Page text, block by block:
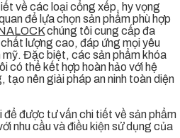
về các loại cổng xếp, hy vọng
để lựa chọn sản phẩm phù hợp
chúng tôi cung cấp đa
lượng cao, đáp ứng mọi yêu
Đặc biệt, các sản phẩm khóa
có thể kết hợp hoàn hảo với hệ
tạo nên giải pháp an ninh toàn diện
để được tư vấn chi tiết về sản phẩm
nhu cầu và điều kiện sử dụng của